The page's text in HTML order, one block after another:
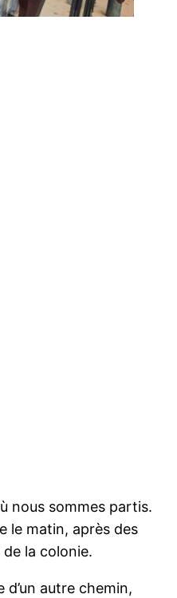
nous sommes partis.
le matin, après des
la colonie.
d’un autre chemin,